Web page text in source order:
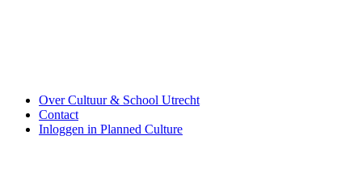
Over Cultuur & School Utrecht
Contact
Inloggen in Planned Culture